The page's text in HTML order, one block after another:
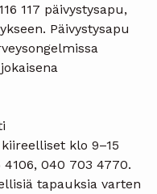
117 päivystysapu,
Päivystysapu
klo 9–15
040 703 4770.
tapauksia varten